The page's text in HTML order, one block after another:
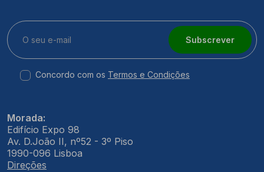
Subscrever
Concordo com os Termos e Condições
Morada:
Edifício Expo 98
Av. D.João II, nº52 - 3º Piso
1990-096 Lisboa
Direções